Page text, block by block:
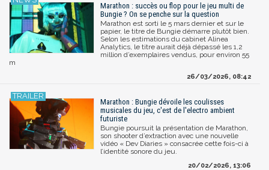
Marathon : succès ou flop pour le jeu multi de
Bungie ? On se penche sur la question
Marathon est sorti le 5 mars dernier et sur le
papier, le titre de Bungie démarre plutôt bien.
Selon les estimations du cabinet Alinea
Analytics, le titre aurait déjà dépassé les 1,2
million d’exemplaires vendus, pour environ 55
m
26/03/2026, 08:42
Marathon : Bungie dévoile les coulisses
musicales du jeu, c'est de l'electro ambient
futuriste
Bungie poursuit la présentation de Marathon,
son shooter d’extraction avec une nouvelle
vidéo « Dev Diaries » consacrée cette fois-ci à
l’identité sonore du jeu.
20/02/2026, 13:06